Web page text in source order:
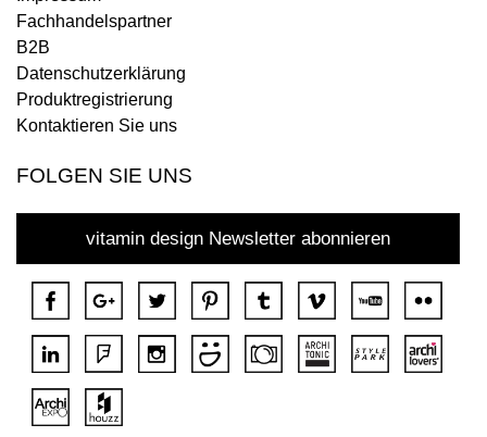
Fachhandelspartner
B2B
Datenschutzerklärung
Produktregistrierung
Kontaktieren Sie uns
FOLGEN SIE UNS
vitamin design Newsletter abonnieren